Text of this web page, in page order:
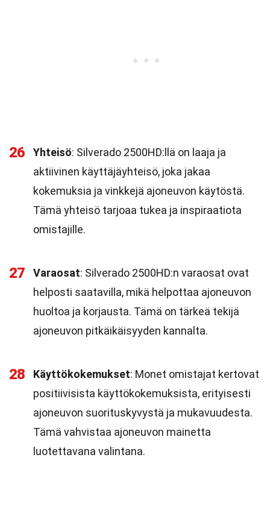
26 Yhteisö: Silverado 2500HD:llä on laaja ja
aktiivinen käyttäjäyhteisö, joka jakaa
kokemuksia ja vinkkejä ajoneuvon käytöstä.
Tämä yhteisö tarjoaa tukea ja inspiraatiota
omistajille.
27 Varaosat: Silverado 2500HD:n varaosat ovat
helposti saatavilla, mikä helpottaa ajoneuvon
huoltoa ja korjausta. Tämä on tärkeä tekijä
ajoneuvon pitkäikäisyyden kannalta.
28 Käyttökokemukset: Monet omistajat kertovat
positiivisista käyttökokemuksista, erityisesti
ajoneuvon suorituskyvystä ja mukavuudesta.
Tämä vahvistaa ajoneuvon mainetta
luotettavana valintana.